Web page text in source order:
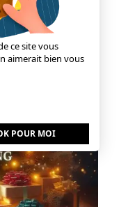
ce site vous
aimerait bien vous
POUR MOI